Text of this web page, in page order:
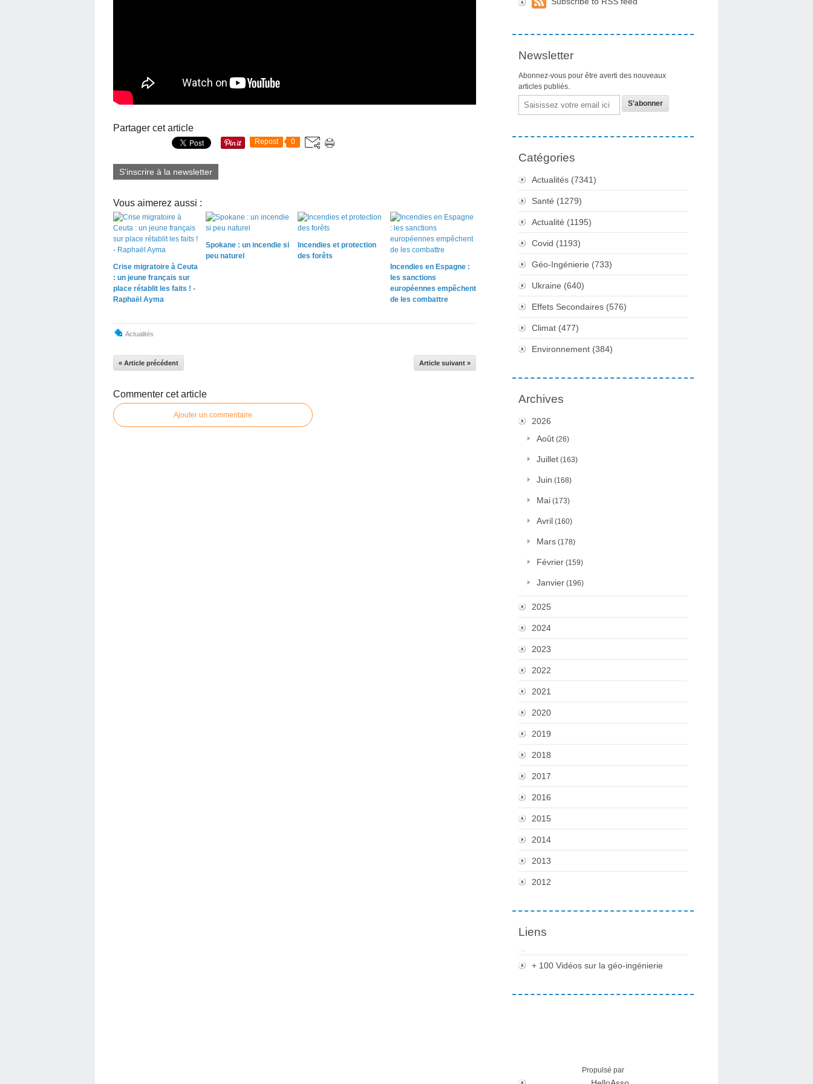
Partager cet article
Repost 0
S'inscrire à la newsletter
Vous aimerez aussi :
Crise migratoire à Ceuta
: un jeune français sur
place rétablit les faits ! -
Raphaël Ayma
Spokane : un incendie si
peu naturel
Incendies et protection
des forêts
Incendies en Espagne :
les sanctions
européennes empêchent
de les combattre
Actualités
« Article précédent Article suivant »
Commenter cet article
Ajouter un commentaire
Newsletter
Abonnez-vous pour être averti des nouveaux
articles publiés.
Email
Catégories
Actualités (7341)
Santé (1279)
Actualité (1195)
Covid (1193)
Géo-Ingénierie (733)
Ukraine (640)
Effets Secondaires (576)
Climat (477)
Environnement (384)
Archives
2026
Août (26)
Juillet (163)
Juin (168)
Mai (173)
Avril (160)
Mars (178)
Février (159)
Janvier (196)
2025
2024
2023
2022
2021
2020
2019
2018
2017
2016
2015
2014
2013
2012
Liens
+ 100 Vidéos sur la géo-ingénierie
Propulsé par